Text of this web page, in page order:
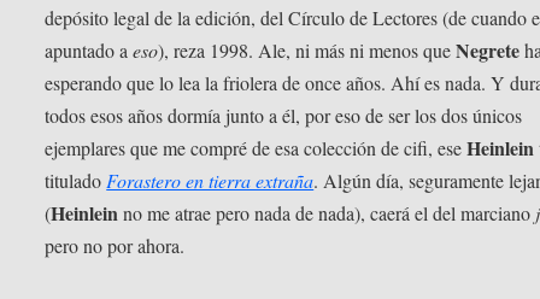
depósito legal de la edición, del Círculo de Lectores (de cuando
apuntado aeso), reza 1998. Ale, ni más ni menos queNegrete
esperando que lo lea la friolera de once años. Ahí es nada. Y
todos esos años dormía junto a él, por eso de ser los dos únicos
ejemplares que me compré de esa colección de cifi, eseHeinlein
tituladoForastero en tierra extraña. Algún día, seguramente
(Heinleinno me atrae pero nada de nada), caerá el del marciano
pero no por ahora.